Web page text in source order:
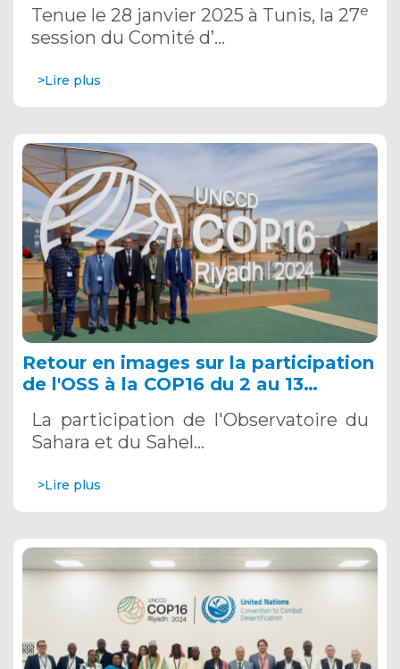
Tenue le 28 janvier 2025 à Tunis, la 27e
session du Comité d’…
>Lire plus
Retour en images sur la participation
de l'OSS à la COP16 du 2 au 13
Saoudite
La participation de l'Observatoire du
Sahara et du Sahel…
>Lire plus